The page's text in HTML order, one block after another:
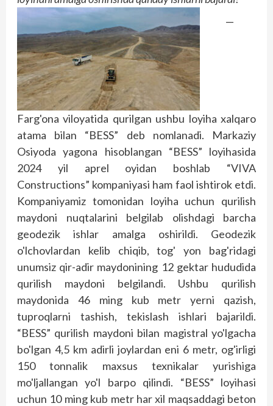
—
Farg'ona viloyatida qurilgan ushbu loyiha xalqaro
atama bilan “BESS” deb nomlanadi. Markaziy
Osiyoda yagona hisoblangan “BESS” loyihasida
2024 yil aprel oyidan boshlab “VIVA
Constructions” kompaniyasi ham faol ishtirok etdi.
Kompaniyamiz tomonidan loyiha uchun qurilish
maydoni nuqtalarini belgilab olishdagi barcha
geodezik ishlar amalga oshirildi. Geodezik
o'lchovlardan kelib chiqib, tog' yon bag'ridagi
unumsiz qir-adir maydonining 12 gektar hududida
qurilish maydoni belgilandi. Ushbu qurilish
maydonida 46 ming kub metr yerni qazish,
tuproqlarni tashish, tekislash ishlari bajarildi.
“BESS” qurilish maydoni bilan magistral yo'lgacha
bo'lgan 4,5 km adirli joylardan eni 6 metr, og'irligi
150 tonnalik maxsus texnikalar yurishiga
mo'ljallangan yo'l barpo qilindi. “BESS” loyihasi
uchun 10 ming kub metr har xil maqsaddagi beton